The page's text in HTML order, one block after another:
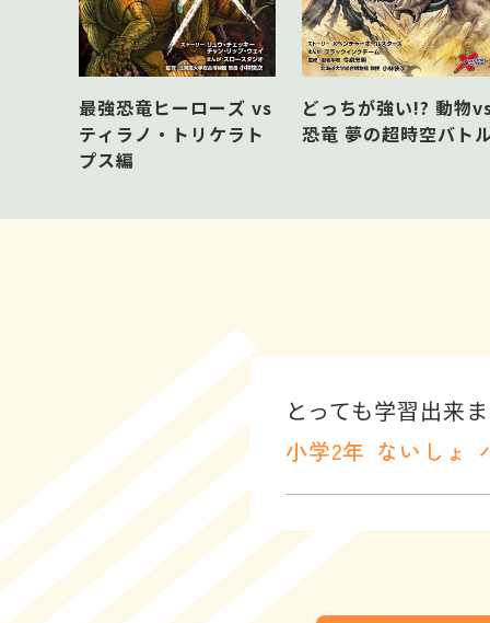
最強恐竜ヒーローズ vs
ティラノ・トリケラト
プス編
どっちが強い!? 動物
恐竜 夢の超時空バト
とっても学習出来
小学2年 ないしょ